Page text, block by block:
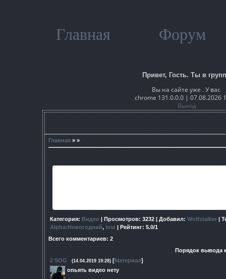
Главная Форум
Привет, Гость. Ты в
Вы на сайте уже . У вас
chrome 131.0.0.0 | 07.08.2026
Выход
Главная » »
Категория: Видео | Просмотров: 3232 | Добавил: Wolfstalker |
Alpha:Новогодний, lost | Рейтинг: 5.0/1
Всего комментариев: 2
Порядок вывода
2 SOG (14.04.2019 19:28) [Материал]
опьять видео нету